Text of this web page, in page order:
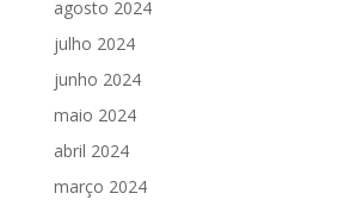
agosto 2024
julho 2024
junho 2024
maio 2024
abril 2024
março 2024